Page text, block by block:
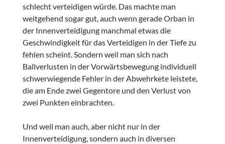
schlecht verteidigen würde. Das machte man
weitgehend sogar gut, auch wenn gerade Orban in
der Innenverteidigung manchmal etwas die
Geschwindigkeit für das Verteidigen in der Tiefe zu
fehlen scheint. Sondern weil man sich nach
Ballverlusten in der Vorwärtsbewegung individuell
schwerwiegende Fehler in der Abwehrkete leistete,
die am Ende zwei Gegentore und den Verlust von
zwei Punkten einbrachten.
Und weil man auch, aber nicht nur in der
Innenverteidigung, sondern auch in diversen